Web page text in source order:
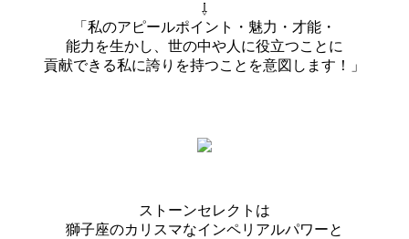
⇩
「私のアピールポイント・魅力・才能・
能力を生かし、世の中や人に役立つことに
貢献できる私に誇りを持つことを意図します！」
ストーンセレクトは
獅子座のカリスマなインペリアルパワーと